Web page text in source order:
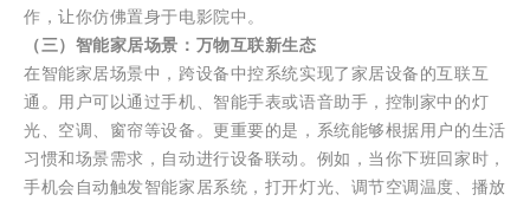
作，让你仿佛置身于电影院中。
（三）智能家居场景：万物互联新生态
在智能家居场景中，跨设备中控系统实现了家居设备的互联互
通。用户可以通过手机、智能手表或语音助手，控制家中的灯
光、空调、窗帘等设备。更重要的是，系统能够根据用户的生活
习惯和场景需求，自动进行设备联动。例如，当你下班回家时，
手机会自动触发智能家居系统，打开灯光、调节空调温度、播放